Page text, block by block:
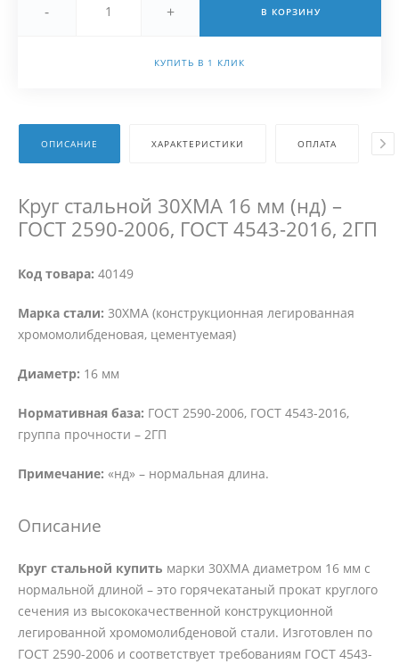
- + В КОРЗИНУ
КУПИТЬ В 1 КЛИК
ОПИСАНИЕ ХАРАКТЕРИСТИКИ ОПЛАТА
Круг стальной 30ХМА 16 мм (нд) –
ГОСТ 2590-2006, ГОСТ 4543-2016, 2ГП
Код товара: 40149
Марка стали: 30ХМА (конструкционная легированная
хромомолибденовая, цементуемая)
Диаметр: 16 мм
Нормативная база: ГОСТ 2590-2006, ГОСТ 4543-2016,
группа прочности – 2ГП
Примечание: «нд» – нормальная длина.
Описание
Круг стальной купить марки 30ХМА диаметром 16 мм с
нормальной длиной – это горячекатаный прокат круглого
сечения из высококачественной конструкционной
легированной хромомолибденовой стали. Изготовлен по
ГОСТ 2590-2006 и соответствует требованиям ГОСТ 4543-